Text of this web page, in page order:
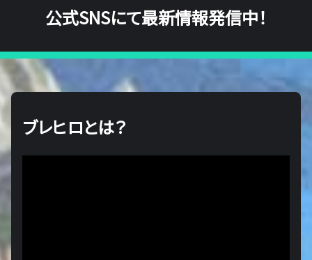
公式SNSにて最新情報発信中！
ブレヒロとは？